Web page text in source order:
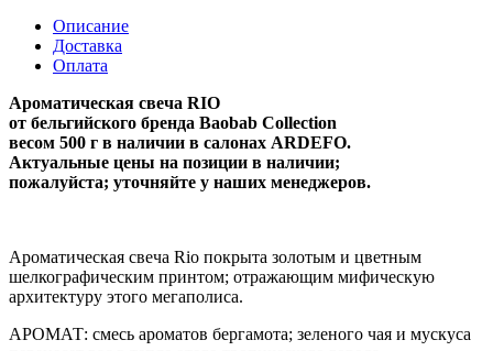
Описание
Доставка
Оплата
Ароматическая свеча RIO
от бельгийского бренда Baobab Collection
весом 500 г в наличии в салонах ARDEFO.
Актуальные цены на позиции в наличии;
пожалуйста; уточняйте у наших менеджеров.
Ароматическая свеча Rio покрыта золотым и цветным
шелкографическим принтом; отражающим мифическую
архитектуру этого мегаполиса.
АРОМАТ: смесь ароматов бергамота; зеленого чая и мускуса